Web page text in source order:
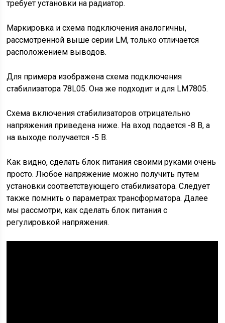
требует установки на радиатор.
Маркировка и схема подключения аналогичны,
рассмотренной выше серии LM, только отличается
расположением выводов.
Для примера изображена схема подключения
стабилизатора 78L05. Она же подходит и для LM7805.
Схема включения стабилизаторов отрицательно
напряжения приведена ниже. На вход подается -8 В, а
на выходе получается -5 В.
Как видно, сделать блок питания своими руками очень
просто. Любое напряжение можно получить путем
установки соответствующего стабилизатора. Следует
также помнить о параметрах трансформатора. Далее
мы рассмотри, как сделать блок питания с
регулировкой напряжения.